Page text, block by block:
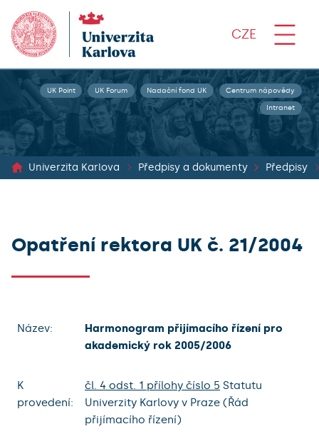
CZE
UK Point UK Forum Nadační fond UK Centrum nápovědy
Intranet
Univerzita Karlova Předpisy a dokumenty Předpisy
Opatření rektora UK č. 21/2004
Název:
Harmonogram přijímacího řízení pro
akademický rok 2005/2006
K
provedení:
čl. 4 odst. 1 přílohy číslo 5 Statutu
Univerzity Karlovy v Praze (Řád
přijímacího řízení)